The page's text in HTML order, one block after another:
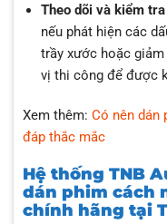
Theo dõi và kiểm
nếu phát hiện các
trầy xước hoặc
vị thi công để được
Xem thêm: Có nên dán
đáp thắc mắc
Hệ thống TNB
dán phim cách
chính hãng tại